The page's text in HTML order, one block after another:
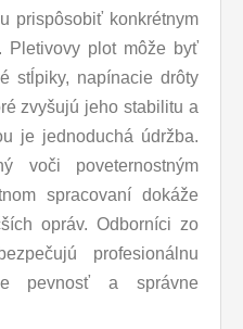
prispôsobiť konkrétnym
Pletivovy plot môže byť
stĺpiky, napínacie drôty
zvyšujú jeho stabilitu a
je jednoduchá údržba.
voči poveternostným
spracovaní dokáže
opráv. Odborníci zo
profesionálnu
pevnosť a správne